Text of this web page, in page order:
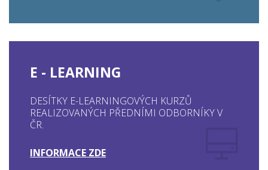
E - LEARNING
DESÍTKY E-LEARNINGOVÝCH KURZŮ
REALIZOVANÝCH PŘEDNÍMI ODBORNÍKY V
ČR.
INFORMACE ZDE